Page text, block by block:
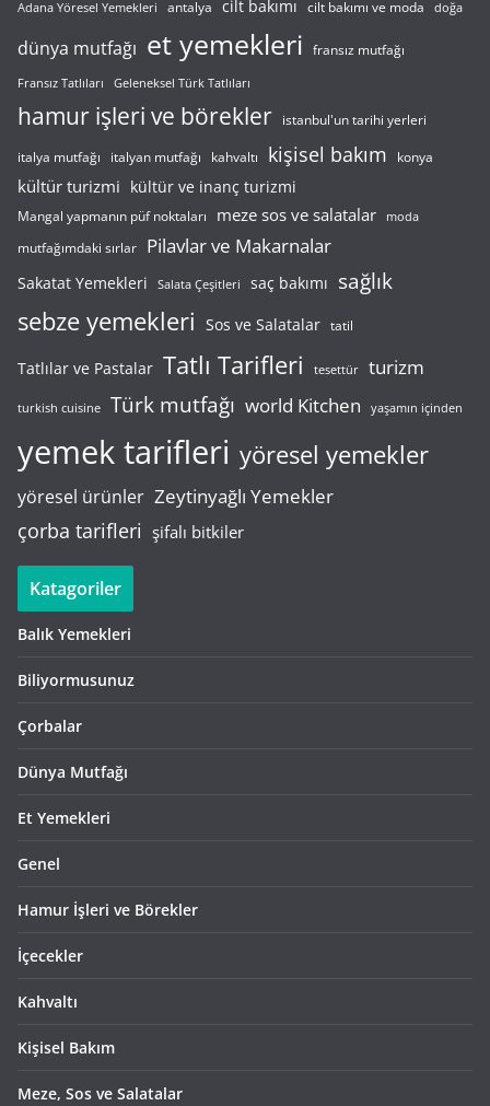
Adana Yöresel Yemekleri antalya cilt bakımı cilt bakımı ve moda doğa
dünya mutfağı et yemekleri fransız mutfağı
Fransız Tatlıları Geleneksel Türk Tatlıları
hamur işleri ve börekler istanbul'un tarihi yerleri
italya mutfağı italyan mutfağı kahvaltı kişisel bakım konya
kültür turizmi kültür ve inanç turizmi
Mangal yapmanın püf noktaları meze sos ve salatalar moda
mutfağımdaki sırlar Pilavlar ve Makarnalar
Sakatat Yemekleri Salata Çeşitleri saç bakımı sağlık
sebze yemekleri Sos ve Salatalar tatil
Tatlılar ve Pastalar Tatlı Tarifleri tesettür turizm
turkish cuisine Türk mutfağı world Kitchen yaşamın içinden
yemek tarifleri yöresel yemekler
yöresel ürünler Zeytinyağlı Yemekler
çorba tarifleri şifalı bitkiler
Katagoriler
Balık Yemekleri
Biliyormusunuz
Çorbalar
Dünya Mutfağı
Et Yemekleri
Genel
Hamur İşleri ve Börekler
İçecekler
Kahvaltı
Kişisel Bakım
Meze, Sos ve Salatalar